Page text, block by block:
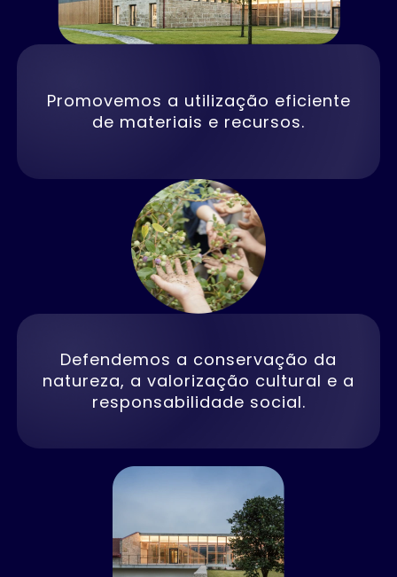
Promovemos a utilização eficiente
de materiais e recursos.
Defendemos a conservação da
natureza, a valorização cultural e a
responsabilidade social.